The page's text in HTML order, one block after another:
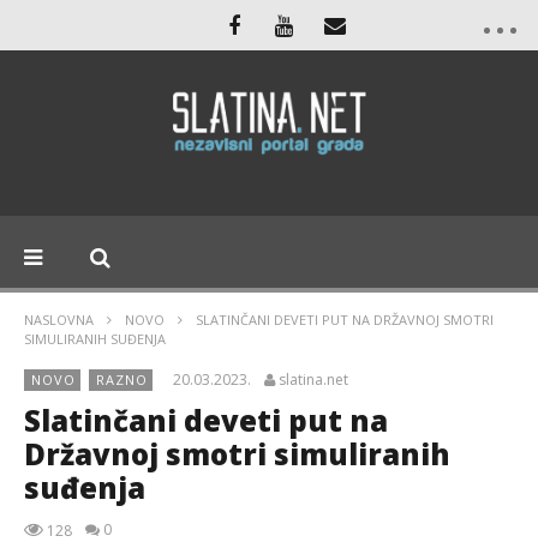
NASLOVNA NOVO
SLATINČANI DEVETI PUT NA DRŽAVNOJ SMOTRI
SIMULIRANIH SUĐENJA
NOVO RAZNO 20.03.2023. slatina.net
Slatinčani deveti put na
Državnoj smotri simuliranih
suđenja
128 0